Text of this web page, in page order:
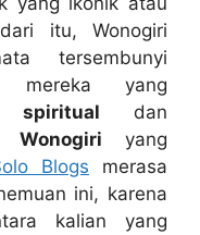
itu, Wonogiri
tersembunyi
mereka yang
spiritual dan
yang
Blogs merasa
ini, karena
kalian yang